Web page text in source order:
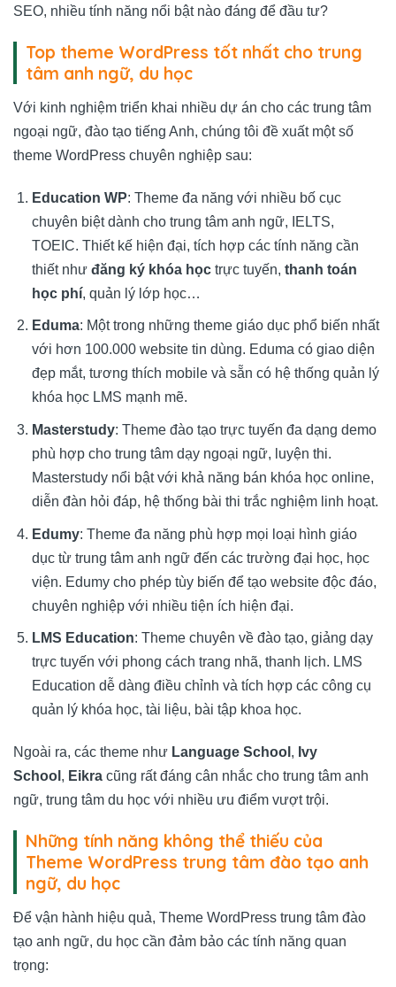
SEO, nhiều tính năng nổi bật nào đáng để đầu tư?
Top theme WordPress tốt nhất cho trung
tâm anh ngữ, du học
Với kinh nghiệm triển khai nhiều dự án cho các trung tâm
ngoại ngữ, đào tạo tiếng Anh, chúng tôi đề xuất một số
theme WordPress chuyên nghiệp sau:
Education WP: Theme đa năng với nhiều bố cục
chuyên biệt dành cho trung tâm anh ngữ, IELTS,
TOEIC. Thiết kế hiện đại, tích hợp các tính năng cần
thiết như đăng ký khóa họctrực tuyến, thanh toán
học phí, quản lý lớp học…
Eduma: Một trong những theme giáo dục phổ biến nhất
với hơn 100.000 website tin dùng. Eduma có giao diện
đẹp mắt, tương thích mobile và sẵn có hệ thống quản lý
khóa học LMS mạnh mẽ.
Masterstudy: Theme đào tạo trực tuyến đa dạng demo
phù hợp cho trung tâm dạy ngoại ngữ, luyện thi.
Masterstudy nổi bật với khả năng bán khóa học online,
diễn đàn hỏi đáp, hệ thống bài thi trắc nghiệm linh hoạt.
Edumy: Theme đa năng phù hợp mọi loại hình giáo
dục từ trung tâm anh ngữ đến các trường đại học, học
viện. Edumy cho phép tùy biến để tạo website độc đáo,
chuyên nghiệp với nhiều tiện ích hiện đại.
LMS Education: Theme chuyên về đào tạo, giảng dạy
trực tuyến với phong cách trang nhã, thanh lịch. LMS
Education dễ dàng điều chỉnh và tích hợp các công cụ
quản lý khóa học, tài liệu, bài tập khoa học.
Ngoài ra, các theme như Language School , Ivy
School , Eikra cũng rất đáng cân nhắc cho trung tâm anh
ngữ, trung tâm du học với nhiều ưu điểm vượt trội.
Những tính năng không thể thiếu của
Theme WordPress trung tâm đào tạo anh
ngữ, du học
Để vận hành hiệu quả, Theme WordPress trung tâm đào
tạo anh ngữ, du học cần đảm bảo các tính năng quan
trọng: